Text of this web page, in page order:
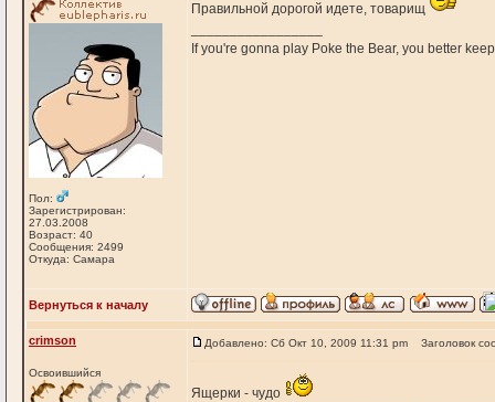
Пол:
Зарегистрирован:
27.03.2008
Возраст: 40
Сообщения: 2499
Откуда: Самара
Правильной дорогой идете, товарищ
If you're gonna play Poke the Bear, you better
Вернуться к началу
crimson
Освоившийся
Добавлено: Сб Окт 10, 2009 11:31 pm Заголовок
Ящерки - чудо